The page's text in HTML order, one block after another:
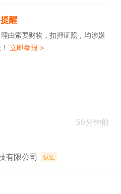
，节假日福利，晋升，星
诚聘精英，期待您的加入
醒
由索要财物，扣押证照，均涉嫌
立即举报 >
59分钟前
有限公司 认证